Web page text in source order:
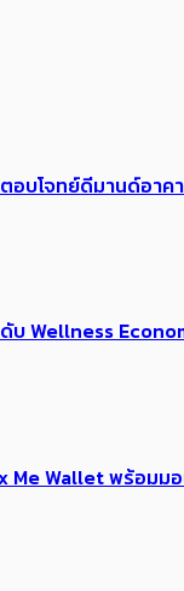
อบโจทย์ดีมานด์อาค
Wellness
Me Wallet พร้อม